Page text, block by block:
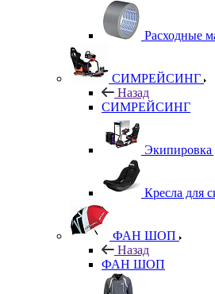
Расходные
СИМРЕЙСИНГ
Назад
СИМРЕЙСИНГ
Экипировка
Кресла для
ФАН ШОП
Назад
ФАН ШОП